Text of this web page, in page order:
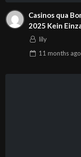
Casinos qua
2025 Kein
lily
11 monthsago